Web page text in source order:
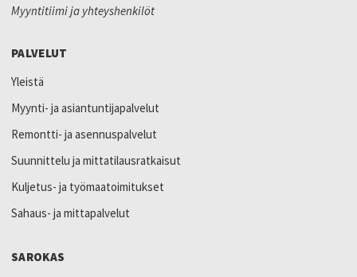
Myyntitiimi ja yhteyshenkilöt
PALVELUT
Yleistä
Myynti- ja asiantuntijapalvelut
Remontti- ja asennuspalvelut
Suunnittelu ja mittatilausratkaisut
Kuljetus- ja työmaatoimitukset
Sahaus- ja mittapalvelut
SAROKAS